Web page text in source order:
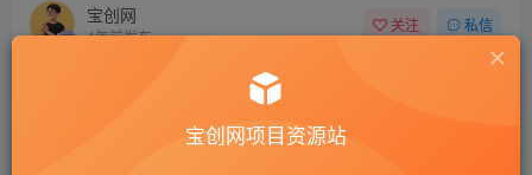
宝创网
4年前发布
关注 私信
宝创网项目资源站